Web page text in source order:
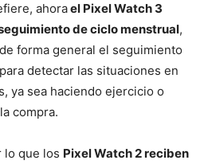
ahorael Pixel Watch 3
de ciclo menstrual,
forma general el seguimiento
detectar las situaciones en
ya sea haciendo ejercicio o
compra.
lo que los Pixel Watch 2 reciben